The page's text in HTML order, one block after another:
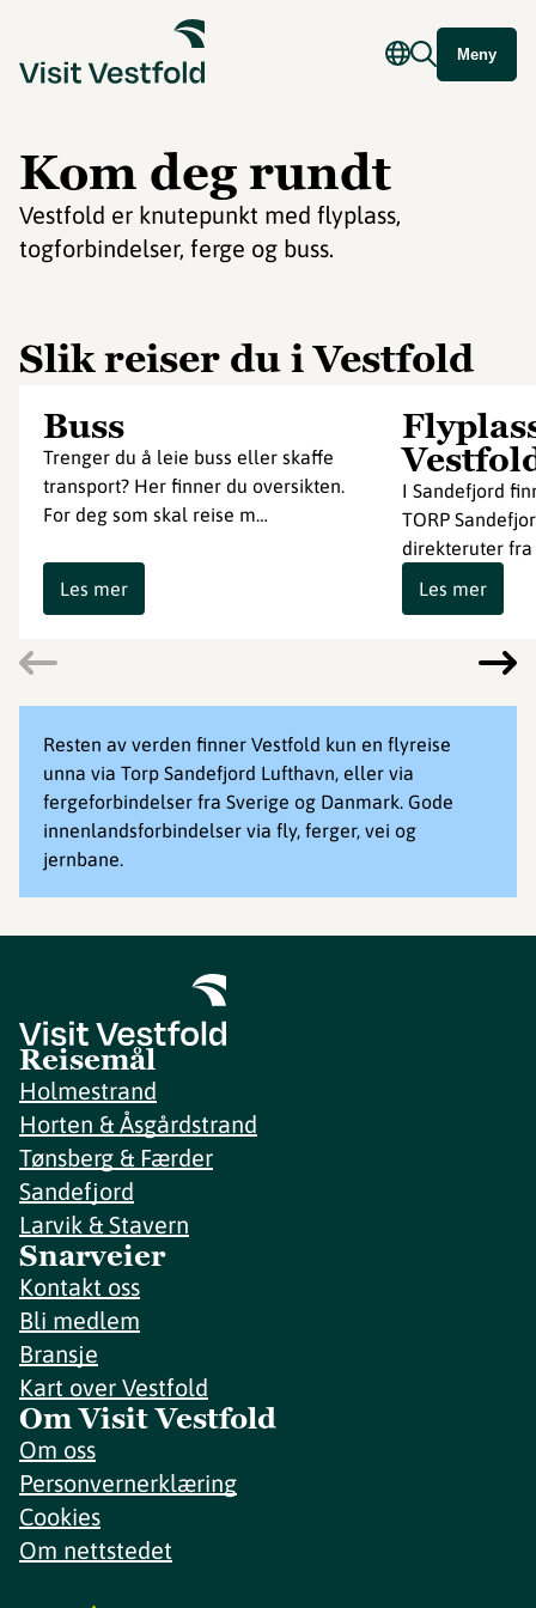
Meny
Kom deg rundt
Vestfold er knutepunkt med flyplass,
togforbindelser, ferge og buss.
Slik reiser du i Vestfold
Buss
Trenger du å leie buss eller skaffe
transport? Her finner du oversikten.
For deg som skal reise m…
Les mer
I Sandefjord
TORP
direkteruter
Les mer
Resten av verden finner Vestfold kun en flyreise
unna via Torp Sandefjord Lufthavn, eller via
fergeforbindelser fra Sverige og Danmark. Gode
innenlandsforbindelser via fly, ferger, vei og
jernbane.
Reisemål
Holmestrand
Horten & Åsgårdstrand
Tønsberg & Færder
Sandefjord
Larvik & Stavern
Snarveier
Kontakt oss
Bli medlem
Bransje
Kart over Vestfold
Om Visit Vestfold
Om oss
Personvernerklæring
Cookies
Om nettstedet